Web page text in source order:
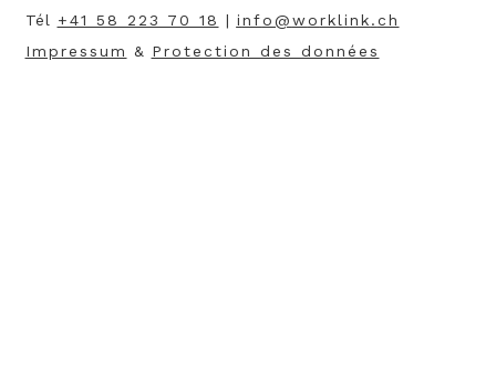
Tél +41 58 223 70 18 | nf w rkl nk ch
Impressum & Protection des données